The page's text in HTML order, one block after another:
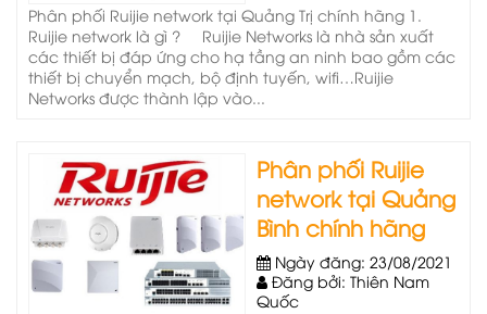
Phân phối Ruijie network tại Quảng Trị chính hãng 1.
Ruijie network là gì ? Ruijie Networks là nhà sản xuất
các thiết bị đáp ứng cho hạ tầng an ninh bao gồm các
thiết bị chuyển mạch, bộ định tuyến, wifi…Ruijie
Networks được thành lập vào...
Phân phối Ruijie
network tại Quảng
Bình chính hãng
Ngày đăng: 23/08/2021
Đăng bởi: Thiên Nam
Quốc